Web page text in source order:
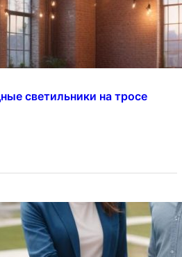
светильники на тросе
новостройки при оформлении
у застройщика